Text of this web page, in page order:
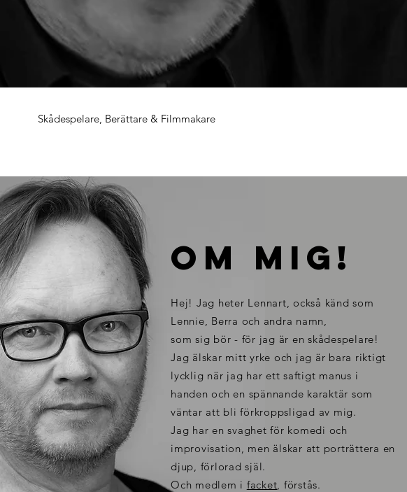
Skådespelare, Berättare & Filmmakare
Hej! Jag heter Lennart, också känd som
Lennie, Berra och andra namn,
som sig bör - för jag är en skådespelare!
Jag älskar mitt yrke och jag är bara riktigt
lycklig när jag har ett saftigt manus i
handen och en spännande karaktär som
väntar att bli förkroppsligad av mig.
Jag har en svaghet för komedi och
improvisation, men älskar att porträttera en
djup, förlorad själ.
Och medlem i facket, förstås.
om mig!